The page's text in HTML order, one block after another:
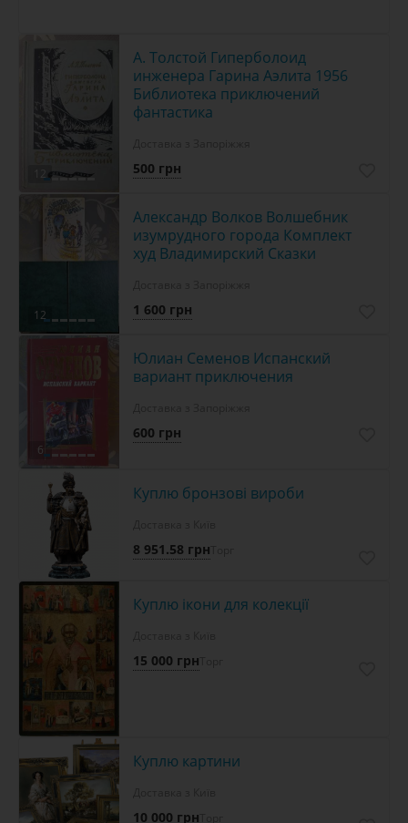
А. Толстой Гиперболоид
инженера Гарина Аэлита 1956
Библиотека приключений
фантастика
500 грн
12
Александр Волков Волшебник
изумрудного города Комплект
худ Владимирский Сказки
1 600 грн
6
Юлиан Семенов Испанский
вариант приключения
600 грн
Куплю бронзові вироби
8 951.58 грн
Куплю ікони для колекції
15 000 грн
Куплю картини
10 000 грн